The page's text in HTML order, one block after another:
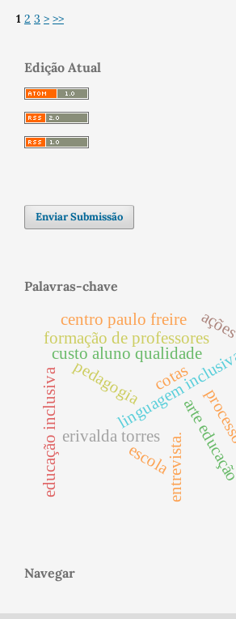
1 2 3 > >>
Edição Atual
Enviar Submissão
Palavras-chave
linguagem
custo aluno qualidade
erivalda torres
cotas
entrevista.arte
formação de professores
centro paulo freire
pedagogia
escola
educação inclusiva
Navegar